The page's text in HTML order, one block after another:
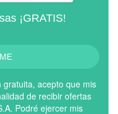
¡GRATIS!
acepto que mis
de recibir ofertas
Podré ejercer mis